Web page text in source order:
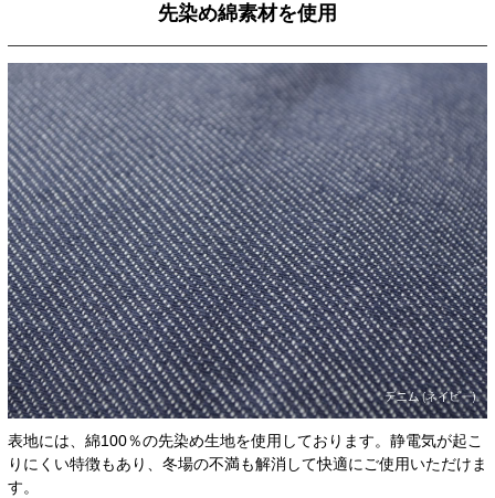
先染め綿素材を使用
表地には、綿100％の先染め生地を使用しております。静電気が起こ
りにくい特徴もあり、冬場の不満も解消して快適にご使用いただけま
す。